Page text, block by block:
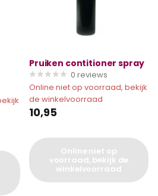
Pruiken contitioner spray
0 reviews
Online niet op voorraad, bekijk
de winkelvoorraad
10,95
Online niet op
voorraad, bekijk de
winkelvoorraad